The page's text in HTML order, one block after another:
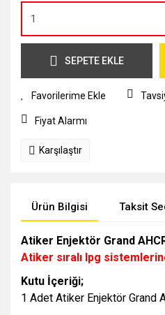
SEPETE EKLE
Fiyat Alarmı
Karşılaştır
Ürün Bilgisi Taksit
Atiker Enjektör Grand
Atiker sıralı lpg
Kutu İçeriği;
1 Adet Atiker Enjektör Grand